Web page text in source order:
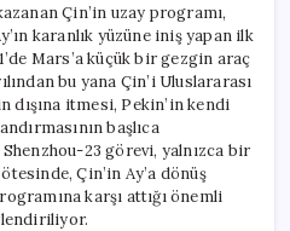
Çin’in uzay programı,
karanlık yüzüne iniş yapan ilk
Mars’a küçük bir gezgin araç
bu yana Çin’i Uluslararası
itmesi, Pekin’in kendi
başlıca
23 görevi, yalnızca bir
Çin’in Ay’a dönüş
karşı attığı önemli